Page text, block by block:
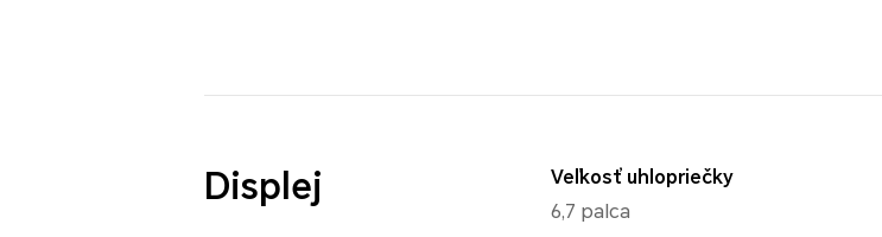
Displej
Veľkosť uhlopriečky
6,7 palca